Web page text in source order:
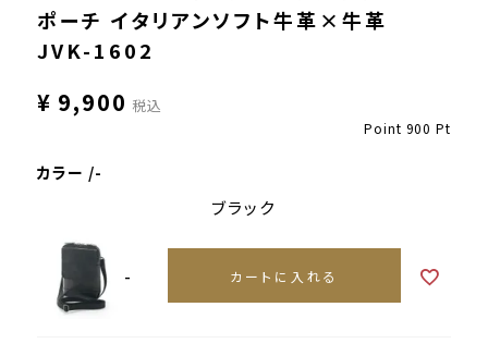
ポーチ イタリアンソフト牛革×牛革
JVK-1602
¥ 9,900 税込
Point 900 Pt
カラー -
ブラック
- カートに入れる